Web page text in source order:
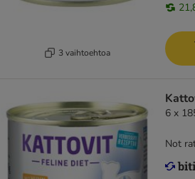
3 vaihtoehtoa
6 x
Not